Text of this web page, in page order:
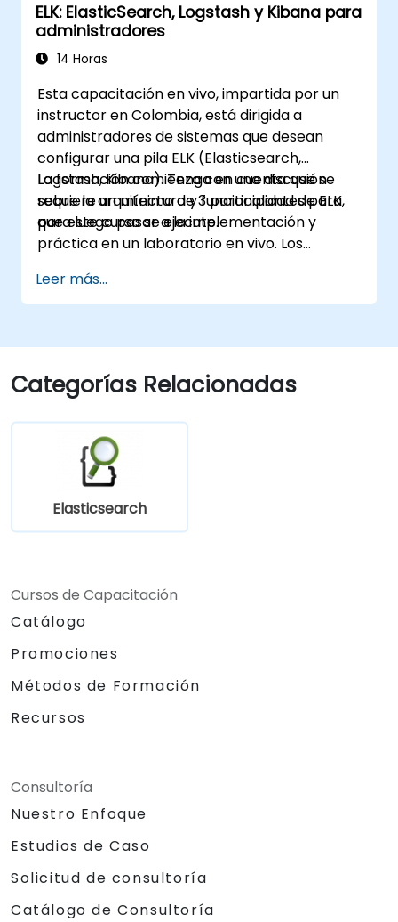
ELK: ElasticSearch, Logstash y Kibana para
administradores
14 Horas
Esta capacitación en vivo, impartida por un
instructor en Colombia, está dirigida a
administradores de sistemas que desean
configurar una pila ELK (Elasticsearch,
Logstash, Kibana). Tenga en cuenta que se
requiere un mínimo de 3 participantes para
que este curso se ejecute.
La formación comienza con una discusión
sobre la arquitectura y funcionalidad de ELK,
para luego pasar a la implementación y
práctica en un laboratorio en vivo. Los
fundamental del curso y brindan a los
participantes la oportunidad de poner en
retroalimentación sobre su progreso.
Leer más...
Categorías Relacionadas
Elasticsearch
Cursos de Capacitación
Catálogo
Promociones
Métodos de Formación
Recursos
Consultoría
Nuestro Enfoque
Estudios de Caso
Solicitud de consultoría
Catálogo de Consultoría